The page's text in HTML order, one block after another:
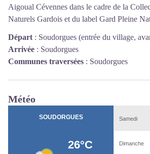
Aigoual Cévennes dans le cadre de la
Naturels Gardois et du label Gard Pleine
Départ : Soudorgues (entrée du village,
Arrivée : Soudorgues
Communes traversées : Soudorgues
Météo